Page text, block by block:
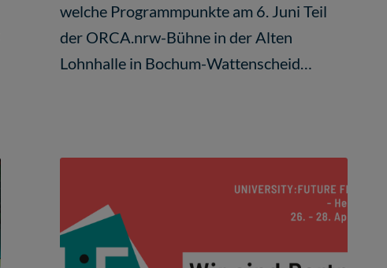
welche Programmpunkte am 6. Juni Teil
der ORCA.nrw-Bühne in der Alten
Lohnhalle in Bochum-Wattenscheid…